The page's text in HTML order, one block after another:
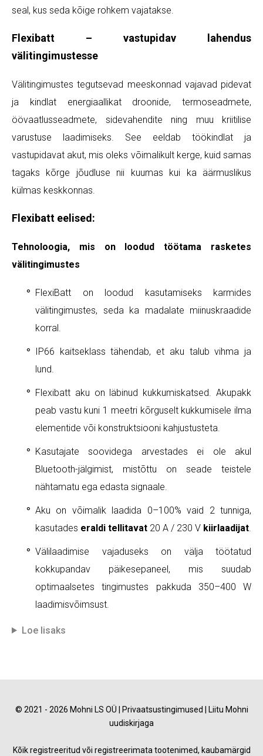
seal, kus seda kõige rohkem vajatakse.
Flexibatt – vastupidav lahendus
välitingimustesse
Välitingimustes tegutsevad meeskonnad vajavad pidevat
ja kindlat energiaallikat droonide, termoseadmete,
öövaatlusseadmete, sidevahendite ning muu kriitilise
varustuse laadimiseks. See eeldab töökindlat ja
vastupidavat akut, mis oleks võimalikult kerge, kuid samas
tagaks kõrge jõudluse nii kuumas kui ka äärmuslikus
külmas keskkonnas.
Flexibatt eelised:
Tehnoloogia, mis on loodud töötama rasketes
välitingimustes
FlexiBatt on loodud kasutamiseks karmides
välitingimustes, seda ka madalate miinuskraadide
korral.
IP66 kaitseklass tähendab, et aku talub vihma ja
lund.
Flexibatt aku on läbinud kukkumiskatsed. Akupakk
peab vastu kuni 1 meetri kõrguselt kukkumisele ilma
elementide või konstruktsiooni kahjustusteta.
Kasutajate soovidega arvestades ei ole akul
Bluetooth-jälgimist, mistõttu on seade teistele
nähtamatu ega edasta signaale.
Aku on võimalik laadida 0–100% vaid 2 tunniga,
kasutades eraldi tellitavat 20 A / 230 V kiirlaadijat
Välilaadimise vajaduseks on välja töötatud
kokkupandav päikesepaneel, mis suudab
optimaalsetes tingimustes pakkuda 350–400 W
laadimisvõimsust.
Loe lisaks
© 2021 - 2026 Mohni LS OÜ | Privaatsustingimused
Liitu Mohni
uudiskirjaga
Kõik registreeritud või registreerimata tootenimed, kaubamärgid